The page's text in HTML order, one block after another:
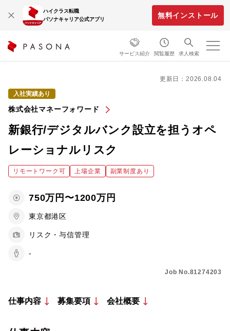
ハイクラス転職
パソナキャリア公式アプリ
無料インストール
サービス紹介 閲覧履歴 求人検索
更新日：2026.08.04
入社実績あり
株式会社マネーフォワード
新銀行/デジタルバンク設立を担うオペ
レーショナルリスク
リモートワーク可 上場企業 副業制度あり
750万円〜1200万円
東京都港区
リスク・与信管理
-
Job No.81274203
仕事内容 募集要項 会社概要